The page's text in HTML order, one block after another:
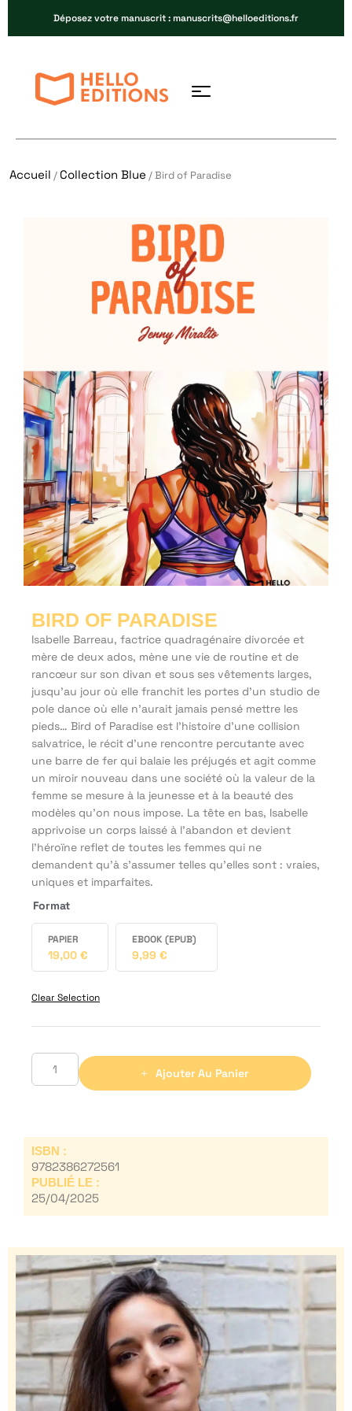
Déposez votre manuscrit : manuscrits@helloeditions.fr
Accueil /Collection Blue / Bird of Paradise
BIRD OF PARADISE
Isabelle Barreau, factrice quadragénaire divorcée et
mère de deux ados, mène une vie de routine et de
rancœur sur son divan et sous ses vêtements larges,
jusqu’au jour où elle franchit les portes d’un studio de
pole dance où elle n’aurait jamais pensé mettre les
pieds… Bird of Paradise est l’histoire d’une collision
salvatrice, le récit d’une rencontre percutante avec
une barre de fer qui balaie les préjugés et agit comme
un miroir nouveau dans une société où la valeur de la
femme se mesure à la jeunesse et à la beauté des
modèles qu’on nous impose. La tête en bas, Isabelle
apprivoise un corps laissé à l’abandon et devient
l’héroïne reflet de toutes les femmes qui ne
demandent qu’à s’assumer telles qu’elles sont : vraies,
uniques et imparfaites.
Format
PAPIER
19,00 €
EBOOK (EPUB)
9,99 €
Clear Selection
Ajouter Au Panier
ISBN :
9782386272561
PUBLIÉ LE :
25/04/2025